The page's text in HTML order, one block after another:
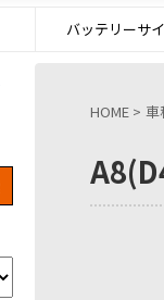
バッテリーサ
HOME > 車